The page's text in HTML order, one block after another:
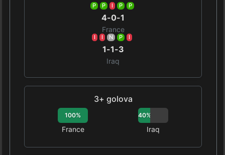
P P I P P
4-0-1
France
I I N P I
1-1-3
Iraq
3+ golova
100%
France
40%
Iraq